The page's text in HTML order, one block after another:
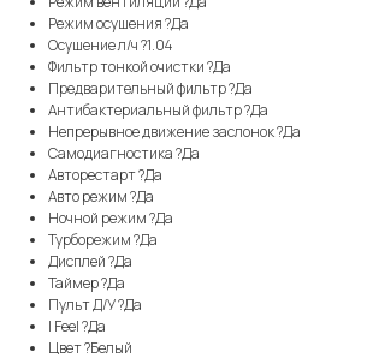
Режим осушения ?Да
Осушение л/ч ?1.04
Фильтр тонкой очистки ?Да
Предварительный фильтр ?Да
Антибактериальный фильтр ?Да
Непрерывное движение заслонок ?Да
Самодиагностика ?Да
Авторестарт ?Да
Авто режим ?Да
Ночной режим ?Да
Турборежим ?Да
Дисплей ?Да
Таймер ?Да
Пульт Д/У ?Да
I Feel ?Да
Цвет ?Белый